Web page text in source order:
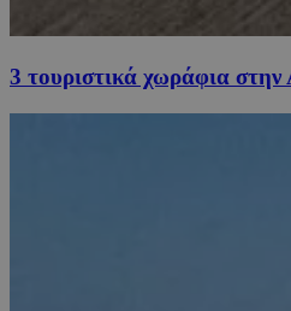
3 τουριστικά χωράφια